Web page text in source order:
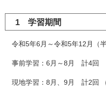
1 学習期間
令和5年6月～令和5年12月（半
事前学習：6月～8月 計4回
現地学習：8月、9月 計2回 （